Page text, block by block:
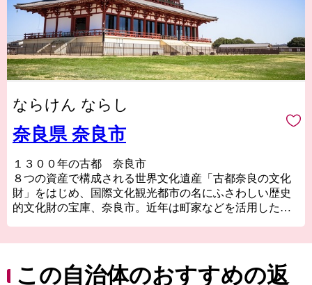
ならけん ならし
奈良県 奈良市
１３００年の古都 奈良市
８つの資産で構成される世界文化遺産「古都奈良の文化
財」をはじめ、国際文化観光都市の名にふさわしい歴史
的文化財の宝庫、奈良市。近年は町家などを活用した個
古都奈良はこれからも歴史と伝統を生かしたまちづくり
をすすめます。
この自治体のおすすめの返